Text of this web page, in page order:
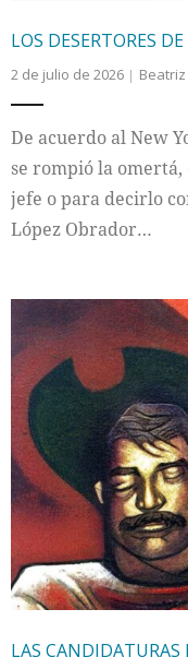
LOS DESERTORES
2 de julio de 2026
De acuerdo al New
se rompió la
jefe o para decirlo
López Obrador…
LAS CANDIDATURAS